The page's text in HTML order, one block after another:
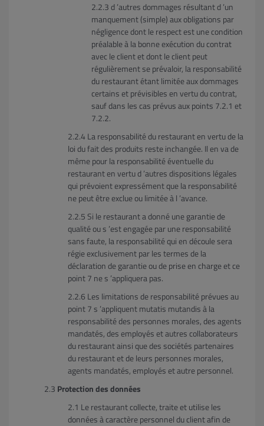
d ’autres dommages résultant d ’un
manquement (simple) aux obligations par
négligence dont le respect est une condition
préalable à la bonne exécution du contrat
avec le client et dont le client peut
régulièrement se prévaloir, la responsabilité
du restaurant étant limitée aux dommages
certains et prévisibles en vertu du contrat,
sauf dans les cas prévus aux points 7.2.1 et
7.2.2.
La responsabilité du restaurant en vertu de la
loi du fait des produits reste inchangée. Il en va de
même pour la responsabilité éventuelle du
restaurant en vertu d ’autres dispositions légales
qui prévoient expressément que la responsabilité
ne peut être exclue ou limitée à l ’avance.
Si le restaurant a donné une garantie de
qualité ou s ’est engagée par une responsabilité
sans faute, la responsabilité qui en découle sera
régie exclusivement par les termes de la
déclaration de garantie ou de prise en charge et ce
point 7 ne s ’appliquera pas.
Les limitations de responsabilité prévues au
point 7 s ’appliquent mutatis mutandis à la
responsabilité des personnes morales, des agents
mandatés, des employés et autres collaborateurs
du restaurant ainsi que des sociétés partenaires
du restaurant et de leurs personnes morales,
agents mandatés, employés et autre personnel.
Protection des données
Le restaurant collecte, traite et utilise les
données à caractère personnel du client afin de